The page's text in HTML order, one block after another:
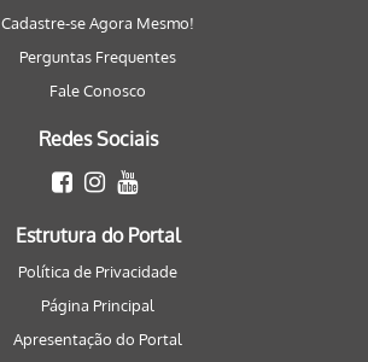
Cadastre-se Agora Mesmo!
Perguntas Frequentes
Fale Conosco
Redes Sociais
Estrutura do Portal
Política de Privacidade
Página Principal
Apresentação do Portal